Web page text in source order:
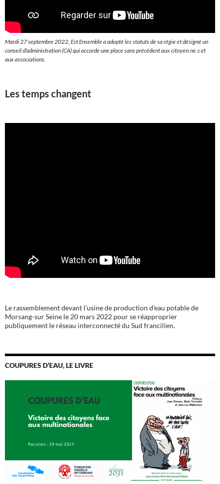
Mardi 27 septembre 2022, Est Ensemble a adopté les statuts de sa régie et désigné un
conseil d’administration (CA) qui accorde une place sans précédent aux citoyen.ne.s et
aux associations.
Les temps changent
Le rassemblement devant l'usine de production d'eau potable de
Morsang-sur Seine le 20 mars 2022 pour se réapproprier
publiquement le réseau interconnecté du Sud francilien.
COUPURES D’EAU, LE LIVRE